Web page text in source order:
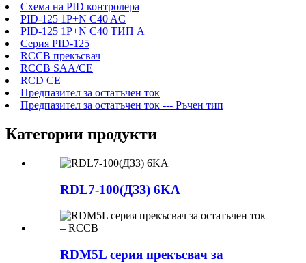
Схема на PID контролера
PID-125 1P+N C40 AC
PID-125 1P+N C40 ТИП A
Серия PID-125
RCCB прекъсвач
RCCB SAA/CE
RCD CE
Предпазител за остатъчен ток
Предпазител за остатъчен ток --- Ръчен тип
Категории продукти
RDL7-100(ДЗЗ) 6KA
RDM5L серия прекъсвач за